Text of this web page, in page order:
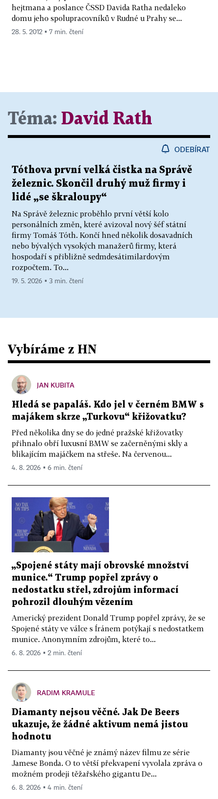
hejtmana a poslance ČSSD Davida Ratha nedaleko
domu jeho spolupracovníků v Rudné u Prahy se...
28. 5. 2012 ▪ 7 min. čtení
Téma: David Rath
ODEBÍRAT
Tóthova první velká čistka na Správě
železnic. Skončil druhý muž firmy i
lidé „se škraloupy“
Na Správě železnic proběhlo první větší kolo
personálních změn, které avizoval nový šéf státní
firmy Tomáš Tóth. Končí hned několik dosavadních
nebo bývalých vysokých manažerů firmy, která
hospodaří s přibližně sedmdesátimilardovým
rozpočtem. To...
19. 5. 2026 ▪ 3 min. čtení
Vybíráme z HN
JAN KUBITA
Hledá se papaláš. Kdo jel v černém BMW s
majákem skrze „Turkovu“ křižovatku?
Před několika dny se do jedné pražské křižovatky
přihnalo obří luxusní BMW se začerněnými skly a
blikajícím majáčkem na střeše. Na červenou...
4. 8. 2026 ▪ 6 min. čtení
„Spojené státy mají obrovské množství
munice.“ Trump popřel zprávy o
nedostatku střel, zdrojům informací
pohrozil dlouhým vězením
Americký prezident Donald Trump popřel zprávy, že se
Spojené státy ve válce s Íránem potýkají s nedostatkem
munice. Anonymním zdrojům, které to...
6. 8. 2026 ▪ 2 min. čtení
RADIM KRAMULE
Diamanty nejsou věčné. Jak De Beers
ukazuje, že žádné aktivum nemá jistou
hodnotu
Diamanty jsou věčné je známý název filmu ze série
Jamese Bonda. O to větší překvapení vyvolala zpráva o
možném prodeji těžařského gigantu De...
6. 8. 2026 ▪ 4 min. čtení